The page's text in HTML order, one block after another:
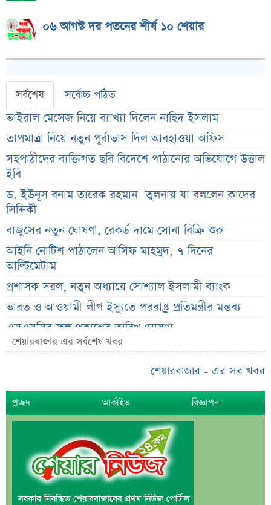
০৬ আগস্ট দর পতনের শীর্ষ ১০ শেয়ার
সর্বশেষ সর্বোচ্চ পঠিত
ভাইরাল মেসেজ নিয়ে ব্যাখ্যা দিলেন নাহিদ ইসলাম
তাপমাত্রা নিয়ে নতুন পূর্বাভাস দিল আবহাওয়া অফিস
সহপাঠীদের ব্যক্তিগত ছবি বিদেশে পাঠানোর অভিযোগে উত্তাল
ইবি
ড. ইউনূস বনাম তারেক রহমান—তুলনায় যা বললেন কাদের
সিদ্দিকী
বাজুসের নতুন ঘোষণা, রেকর্ড দামে সোনা বিক্রি শুরু
আইনি নোটিশ পাঠালেন আসিফ মাহমুদ, ৭ দিনের
আল্টিমেটাম
প্রশাসক সরল, নতুন অধ্যায়ে সোশ্যাল ইসলামী ব্যাংক
ভারত ও আওয়ামী লীগ ইস্যুতে পররাষ্ট্র প্রতিমন্ত্রীর মন্তব্য
এসএসসির ফল প্রকাশের তারিখ ঘোষণা
সৌদিতে বাংলাদেশিদের জন্য বড় সুখবর
নয় মাসের স্থবিরতা কাটিয়ে আবার গ্যাস পরিবহনে ইন্ট্রাকো
উচ্চ সুদেও মিলছে না আমানত, অবসায়নের প্রক্রিয়ায় ৫
আর্থিক প্রতিষ্ঠান
রাষ্ট্রপতি নির্বাচনের চূড়ান্ত তারিখ ঘোষণা
সাকিবের বাড়িতে হামলার পর কড়া প্রতিক্রিয়া পশ্চিমবঙ্গের
মন্ত্রীর
০৬ আগস্ট ব্লকে পাঁচ কোম্পানির বড় লেনদেন
শেয়ারবাজার এর সর্বশেষ খবর
শেয়ারবাজার - এর সব খবর
প্রচ্ছদ আর্কাইভ বিজ্ঞাপন